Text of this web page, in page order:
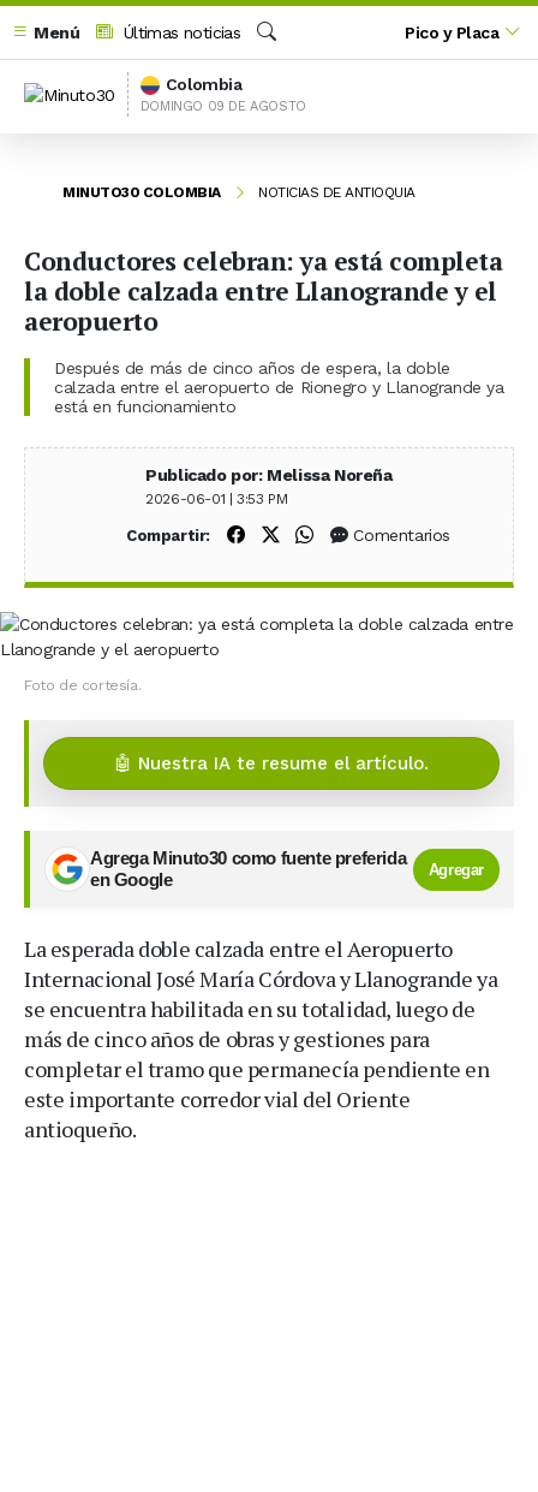
Menú
Últimas noticias
Buscar
Pico y Placa
Colombia
DOMINGO 09 DE AGOSTO
MINUTO30 COLOMBIA NOTICIAS DE ANTIOQUIA
Conductores celebran: ya está completa
la doble calzada entre Llanogrande y el
aeropuerto
Después de más de cinco años de espera, la doble
calzada entre el aeropuerto de Rionegro y Llanogrande ya
está en funcionamiento
Publicado por: Melissa Noreña
2026-06-01 | 3:53 PM
Compartir: Compartir en Facebook
Compartir en X (Twitter)
Compartir en WhatsApp
Comentarios
Foto de cortesía.
🤖 Nuestra IA te resume el artículo.
Agrega Minuto30 como fuente preferida
en Google
Agregar
La esperada doble calzada entre el Aeropuerto
Internacional José María Córdova y Llanogrande ya
se encuentra habilitada en su totalidad, luego de
más de cinco años de obras y gestiones para
completar el tramo que permanecía pendiente en
este importante corredor vial del Oriente
antioqueño.